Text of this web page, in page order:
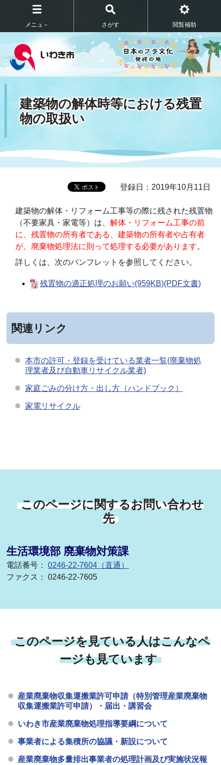
メニュ－ さがす 閲覧補助
建築物の解体時等における残置
物の取扱い
登録日：2019年10月11日
建築物の解体・リフォーム工事等の際に残された残置物
（不要家具・家電等）は、解体・リフォーム工事の前
に、残置物の所有者である、建築物の所有者や占有者
が、廃棄物処理法に則って処理する必要があります。
詳しくは、次のパンフレットを参照してください。
残置物の適正処理のお願い(959KB)(PDF文書)
関連リンク
本市の許可・登録を受けている業者一覧(廃棄物処
理業者及び自動車リサイクル業者)
家庭ごみの分け方・出し方（ハンドブック）
家電リサイクル
このページに関するお問い合わせ
先
生活環境部 廃棄物対策課
電話番号：0246-22-7604（直通）
ファクス： 0246-22-7605
このページを見ている人はこんなペ
ージも見ています
産業廃棄物収集運搬業許可申請（特別管理産業廃棄物
収集運搬業許可申請）・届出・講習会
いわき市産業廃棄物処理指導要綱について
事業者による集積所の協議・新設について
産業廃棄物多量排出事業者の処理計画及び実施状況報